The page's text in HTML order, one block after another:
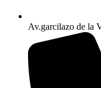
Av.garcilazo de la